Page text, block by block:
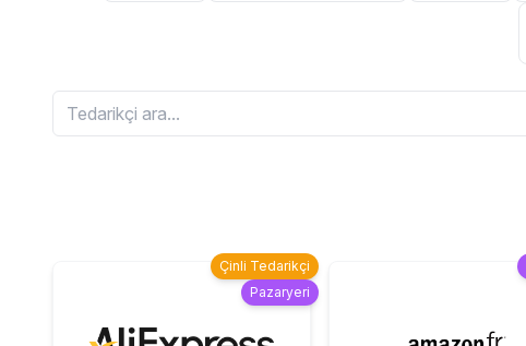
Çinli Tedarikçi
Pazaryeri